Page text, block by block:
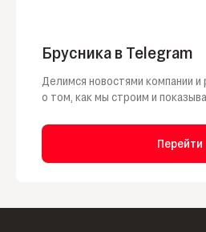
Брусника в Telegram
Делимся новостями компании и
о том, как мы строим и
Перейти